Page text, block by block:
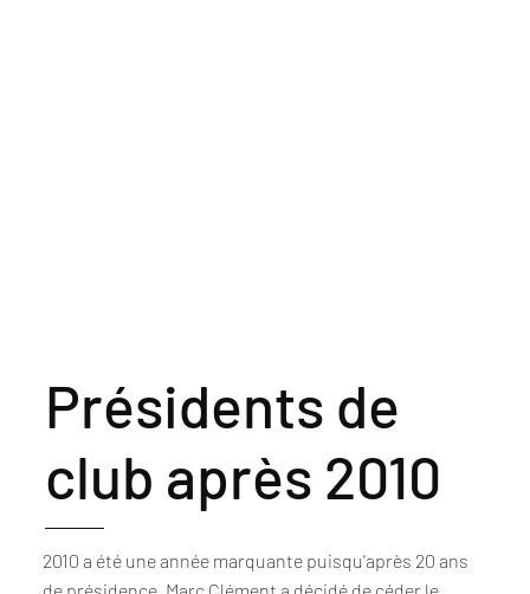
Présidents de
club après 2010 ​
2010 a été une année marquante puisqu'après 20 ans